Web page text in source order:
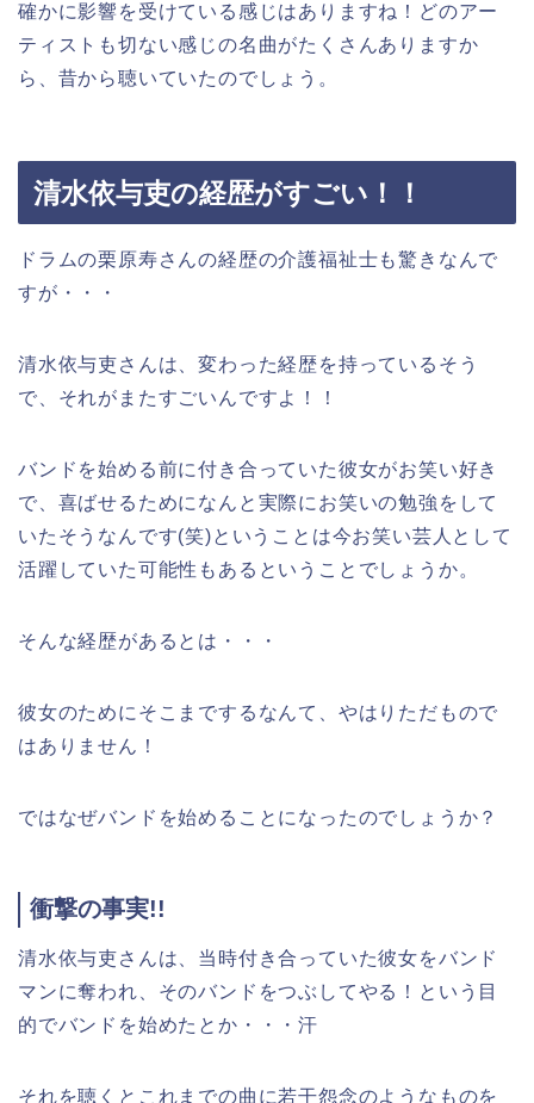
確かに影響を受けている感じはありますね！どのアー
ティストも切ない感じの名曲がたくさんありますか
ら、昔から聴いていたのでしょう。
清水依与吏の経歴がすごい！！
ドラムの栗原寿さんの経歴の介護福祉士も驚きなんで
すが・・・
清水依与吏さんは、変わった経歴を持っているそう
で、それがまたすごいんですよ！！
バンドを始める前に付き合っていた彼女がお笑い好き
で、喜ばせるためになんと実際にお笑いの勉強をして
いたそうなんです(笑)ということは今お笑い芸人として
活躍していた可能性もあるということでしょうか。
そんな経歴があるとは・・・
彼女のためにそこまでするなんて、やはりただもので
はありません！
ではなぜバンドを始めることになったのでしょうか？
衝撃の事実!!
清水依与吏さんは、当時付き合っていた彼女をバンド
マンに奪われ、そのバンドをつぶしてやる！という目
的でバンドを始めたとか・・・汗
それを聴くとこれまでの曲に若干怨念のようなものを